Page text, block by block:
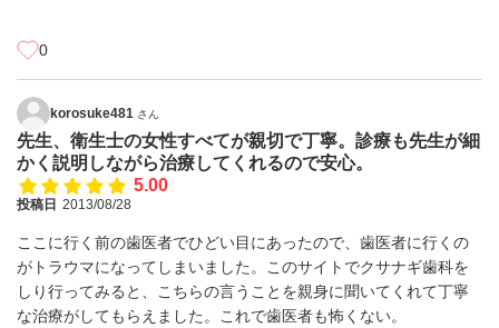
0
korosuke481 さん
先生、衛生士の女性すべてが親切で丁寧。診療も先生が細
かく説明しながら治療してくれるので安心。
5.00
投稿日 2013/08/28
ここに行く前の歯医者でひどい目にあったので、歯医者に行くの
がトラウマになってしまいました。このサイトでクサナギ歯科を
しり行ってみると、こちらの言うことを親身に聞いてくれて丁寧
な治療がしてもらえました。これで歯医者も怖くない。